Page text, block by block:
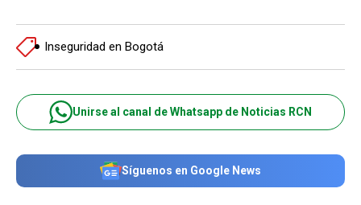
Inseguridad en Bogotá
Unirse al canal de Whatsapp de Noticias RCN
Síguenos en Google News